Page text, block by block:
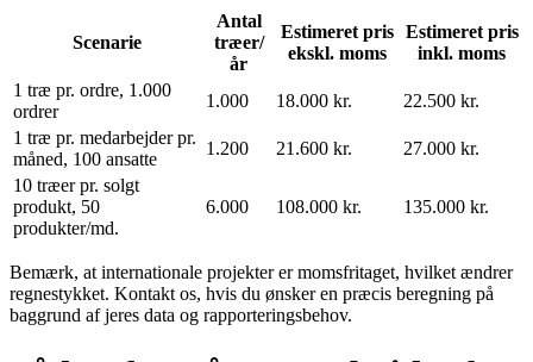
Scenarie
Antal
træer/
år
Estimeret pris
ekskl. moms
Estimeret pris
inkl. moms
1 træ pr. ordre, 1.000
ordrer
1.000 18.000 kr.
22.500 kr.
1 træ pr. medarbejder pr.
måned, 100 ansatte
1.200 21.600 kr.
27.000 kr.
10 træer pr. solgt
produkt, 50
produkter/md.
6.000 108.000 kr. 135.000 kr.
Bemærk, at internationale projekter er momsfritaget, hvilket ændrer
regnestykket. Kontakt os, hvis du ønsker en præcis beregning på
baggrund af jeres data og rapporteringsbehov.